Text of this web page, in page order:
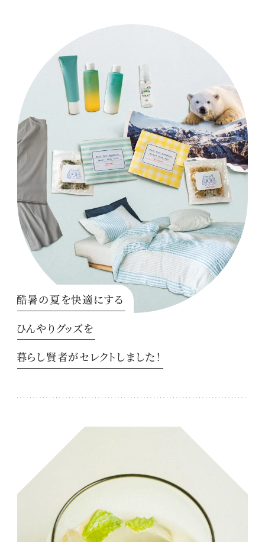
酷暑の夏を快適にする
ひんやりグッズを
暮らし賢者がセレクトしました！